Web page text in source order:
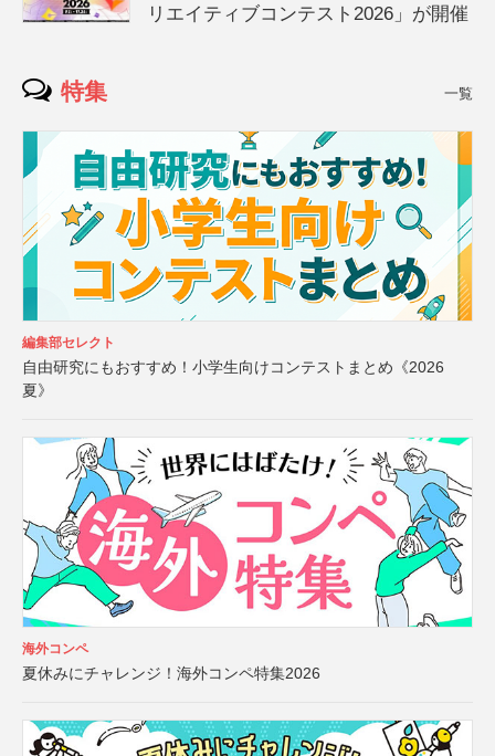
リエイティブコンテスト2026」が開催
特集 一覧
編集部セレクト
自由研究にもおすすめ！小学生向けコンテストまとめ《2026
夏》
海外コンペ
夏休みにチャレンジ！海外コンペ特集2026